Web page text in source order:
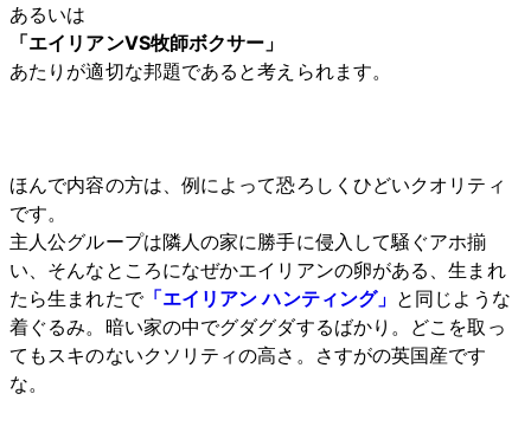
あるいは
「エイリアンVS牧師ボクサー」
あたりが適切な邦題であると考えられます。
ほんで内容の方は、例によって恐ろしくひどいクオリティ
です。
主人公グループは隣人の家に勝手に侵入して騒ぐアホ揃
い、そんなところになぜかエイリアンの卵がある、生まれ
たら生まれたで「エイリアン ハンティング」 と同じような
着ぐるみ。暗い家の中でグダグダするばかり。どこを取っ
てもスキのないクソリティの高さ。さすがの英国産です
な。